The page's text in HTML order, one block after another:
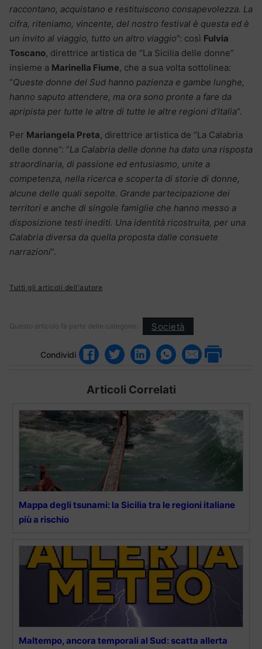
raccontano, acquistano e restituiscono consapevolezza. La
cifra, riteniamo, vincente, del nostro festival è questa ed è
un invito al viaggio, tutto un altro viaggio”: così Fulvia
Toscano, direttrice artistica de “La Sicilia delle donne”
insieme a Marinella Fiume, che a sua volta sottolinea:
“Queste donne del Sud hanno pazienza e gambe lunghe,
hanno saputo attendere, ma ora sono pronte a fare da
apripista per tutte le altre di tutte le altre regioni d’Italia”.
Per Mariangela Preta, direttrice artistica de “La Calabria
delle donne”: “La Calabria delle donne ha dato una risposta
straordinaria, di passione ed entusiasmo, unite a
competenza, nella ricerca e scoperta di storie di donne,
alcune delle quali sepolte. Grande partecipazione dei
territori e anche di singole famiglie che hanno messo a
disposizione testi inediti. Una identità ricostruita, per una
Calabria diversa da quella proposta dalle consuete
narrazioni”.
Tutti gli articoli dell'autore
Questo articolo fa parte delle categorie: Società
Condividi
Articoli Correlati
Mappa degli tsunami: la Sicilia tra le regioni italiane
più a rischio
Maltempo, ancora temporali al Sud: scatta allerta